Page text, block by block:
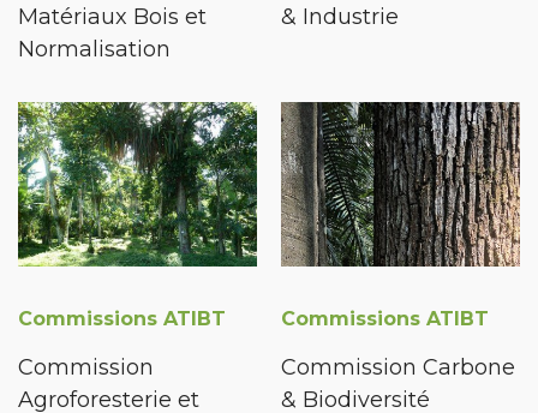
Matériaux Bois et
Normalisation
& Industrie
Commissions ATIBT
Commission
Agroforesterie et
Commissions ATIBT
Commission Carbone
& Biodiversité